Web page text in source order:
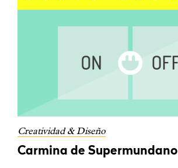
Creatividad & Diseño
Carmina de Supermundano